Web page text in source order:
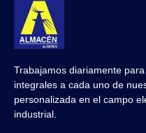
Trabajamos diariamente
integrales a cada uno de
personalizada en el campo
industrial.